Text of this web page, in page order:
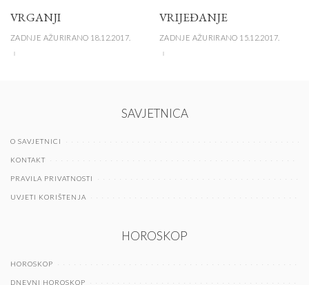
VRGANJI
ZADNJE AŽURIRANO 18.12.2017.
VRIJEĐANJE
ZADNJE AŽURIRANO 15.12.2017.
SAVJETNICA
O SAVJETNICI
KONTAKT
PRAVILA PRIVATNOSTI
UVJETI KORIŠTENJA
HOROSKOP
HOROSKOP
DNEVNI HOROSKOP